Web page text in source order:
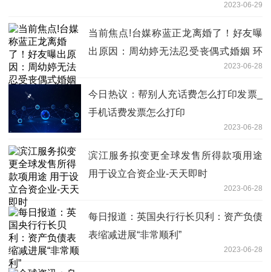
2023-06-29
当前焦点!台媒称蓝正龙离婚了！好友曝
出原因：周幼婷无法忍受丧偶式婚姻 环
2023-06-28
今日热议：帮别人充话费怎么打印发票_
手机话费发票怎么打印
2023-06-28
滨江服务拟变更全球发售所得款项用途
用于设立合资企业-天天即时
2023-06-28
每日报道：英国央行行长贝利：资产负债
表缩减进展“非常顺利”
2023-06-28